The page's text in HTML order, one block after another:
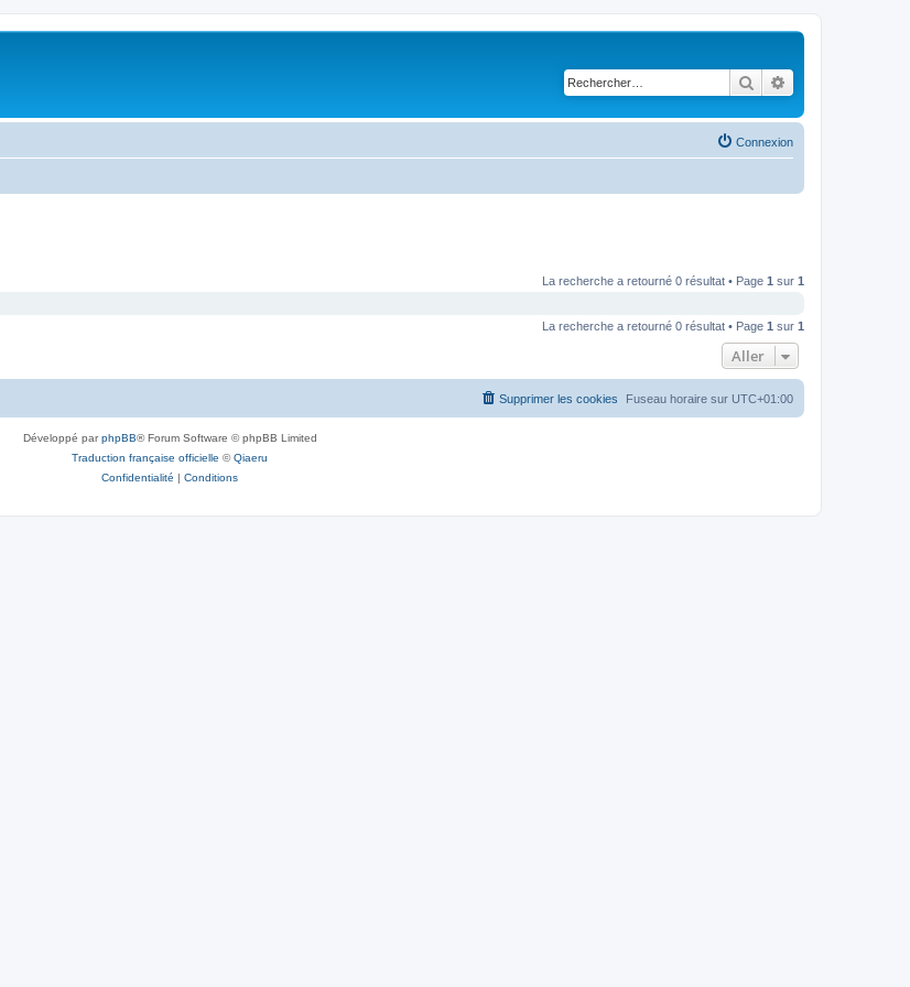
Rechercher
Connexion
La recherche a retourné 0 résultat • Page 1 sur 1
La recherche a retourné 0 résultat • Page 1 sur 1
Aller
Fuseau horaire sur UTC+01:00
Supprimer les cookies
Développé parphpBB® Forum Software © phpBB Limited
Traduction française officielle ©Qiaeru
Confidentialité | Conditions